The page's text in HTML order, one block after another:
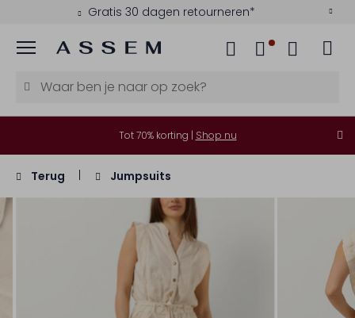
Gratis 30 dagen retourneren*
Menu
Tot 70% korting | Shop nu
Terug Jumpsuits